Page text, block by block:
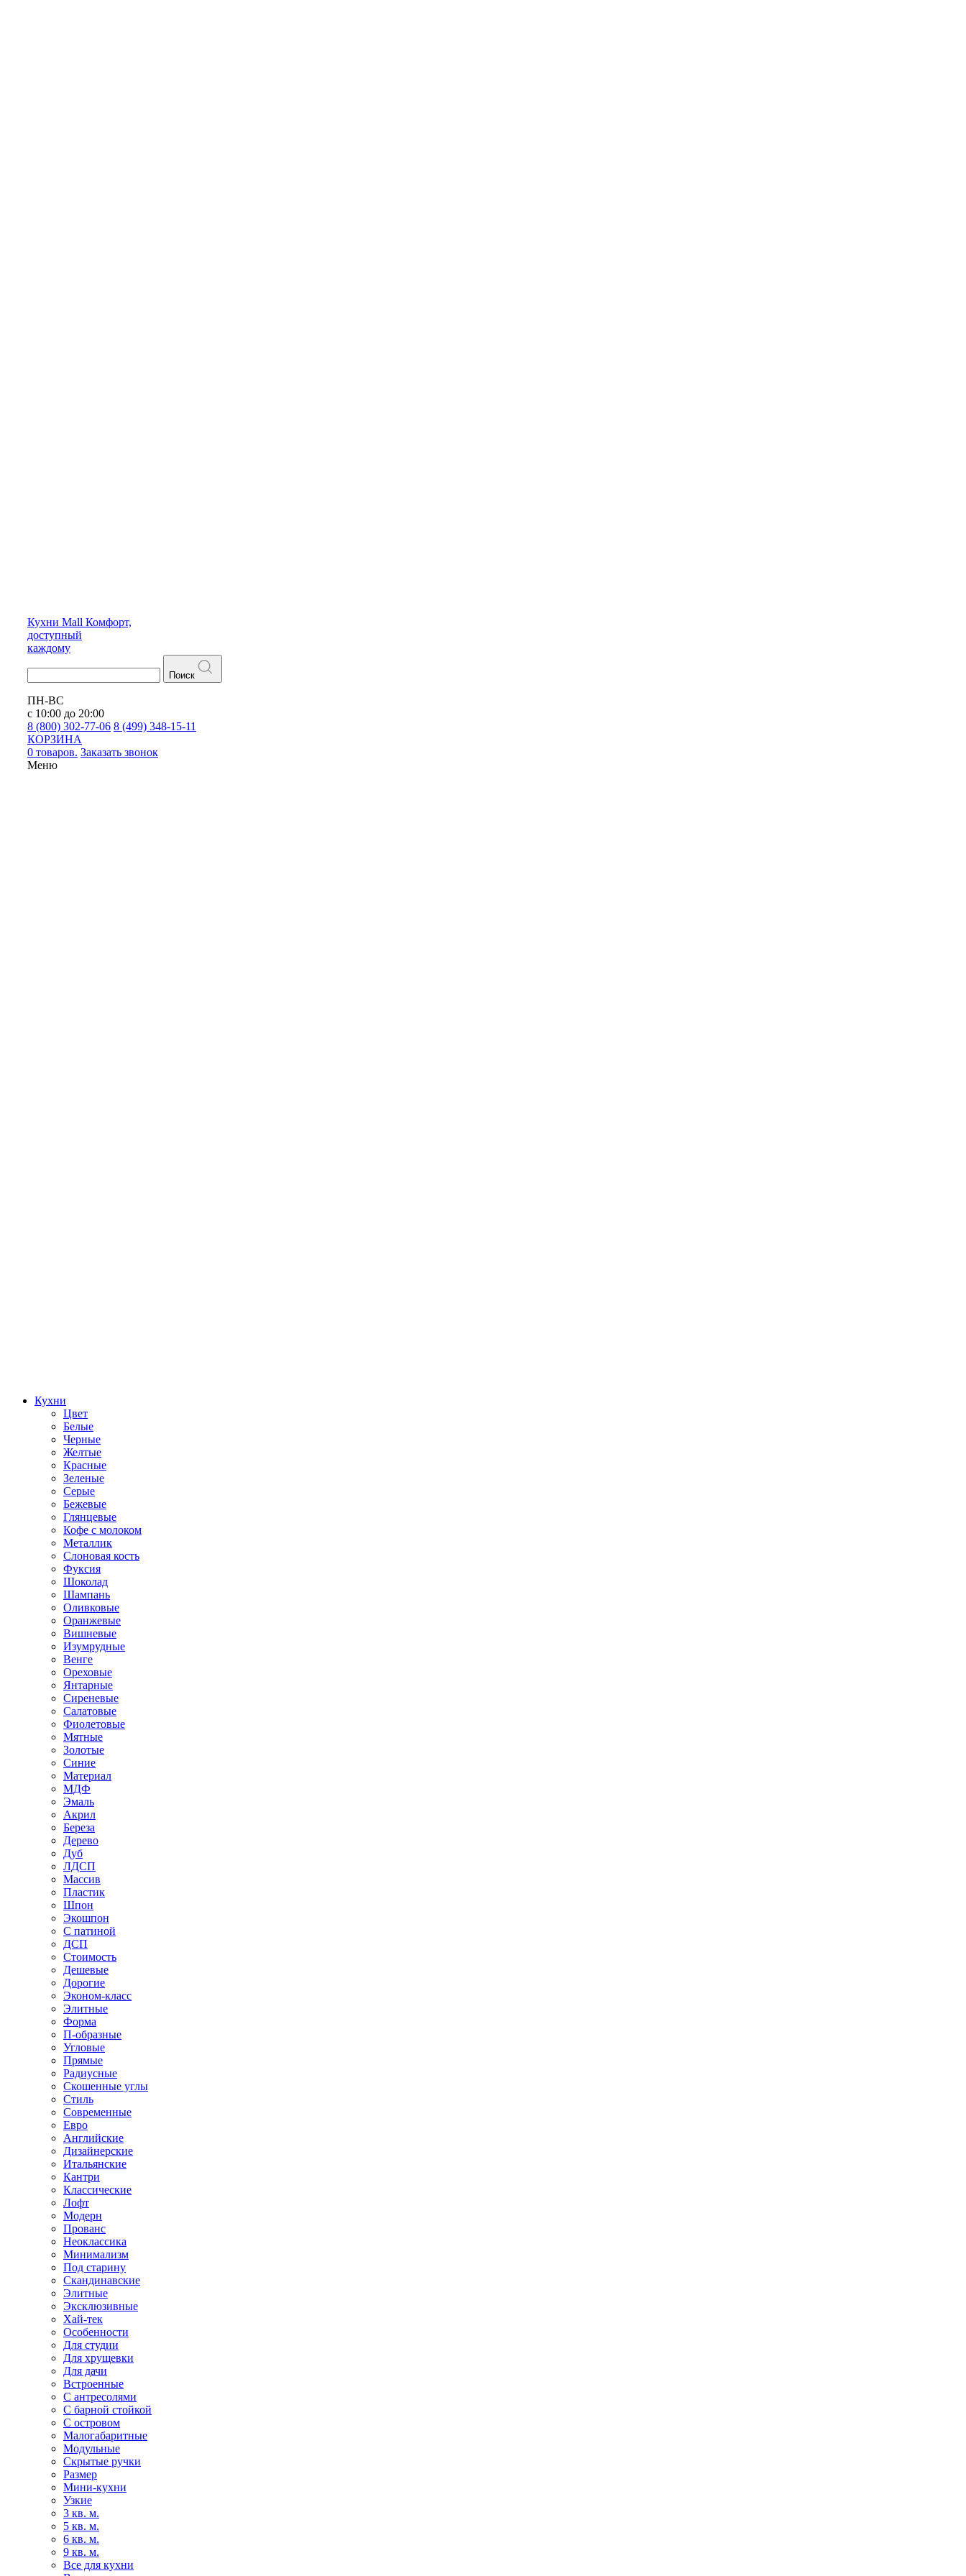
Кухни Mall Комфорт,
доступный
каждому
Поиск
ПН-ВС
с 10:00 до 20:00
8 (800) 302-77-06 8 (499) 348-15-11
КОРЗИНА
0 товаров. Заказать звонок
Меню
Кухни
Цвет
Белые
Черные
Желтые
Красные
Зеленые
Серые
Бежевые
Глянцевые
Кофе с молоком
Металлик
Слоновая кость
Фуксия
Шоколад
Шампань
Оливковые
Оранжевые
Вишневые
Изумрудные
Венге
Ореховые
Янтарные
Сиреневые
Салатовые
Фиолетовые
Мятные
Золотые
Синие
Материал
МДФ
Эмаль
Акрил
Береза
Дерево
Дуб
ЛДСП
Массив
Пластик
Шпон
Экошпон
С патиной
ДСП
Стоимость
Дешевые
Дорогие
Эконом-класс
Элитные
Форма
П-образные
Угловые
Прямые
Радиусные
Скошенные углы
Стиль
Современные
Евро
Английские
Дизайнерские
Итальянские
Кантри
Классические
Лофт
Модерн
Прованс
Неоклассика
Минимализм
Под старину
Скандинавские
Элитные
Эксклюзивные
Хай-тек
Особенности
Для студии
Для хрущевки
Для дачи
Встроенные
С антресолями
С барной стойкой
С островом
Малогабаритные
Модульные
Скрытые ручки
Размер
Мини-кухни
Узкие
3 кв. м.
5 кв. м.
6 кв. м.
9 кв. м.
Все для кухни